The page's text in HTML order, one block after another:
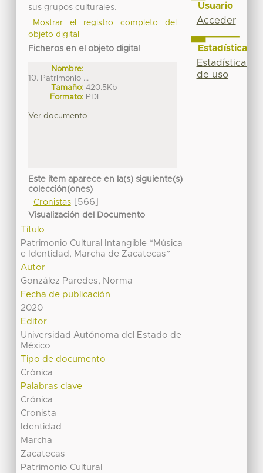
sus grupos culturales.
Mostrar el registro completo del
objeto digital
Ficheros en el objeto digital
Nombre:
10. Patrimonio ...
Tamaño: 420.5Kb
Formato: PDF
Ver documento
Este ítem aparece en la(s) siguiente(s)
colección(ones)
Cronistas[566]
Visualización del Documento
Título
Patrimonio Cultural Intangible “Música
e Identidad, Marcha de Zacatecas”
Autor
González Paredes, Norma
Fecha de publicación
2020
Editor
Universidad Autónoma del Estado de
México
Tipo de documento
Crónica
Palabras clave
Crónica
Cronista
Identidad
Marcha
Zacatecas
Patrimonio Cultural
Usuario
Acceder
Estadísticas
Estadísticas
de uso